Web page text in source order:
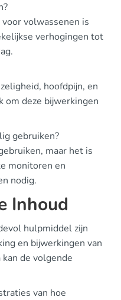
volwassenen is
verhogingen tot
hoofdpijn, en
om deze bijwerkingen
gebruiken?
maar het is
monitoren en
nodig.
Inhoud
hulpmiddel zijn
en bijwerkingen van
de volgende
van hoe